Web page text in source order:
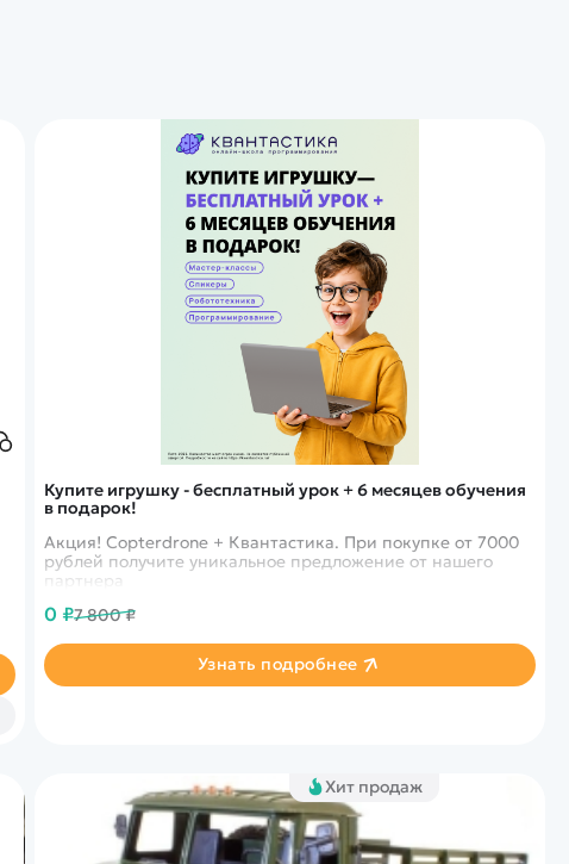
Купите игрушку - бесплатный урок + 6 месяцев обучения
в подарок!
Акция! Copterdrone + Квантастика. При покупке от 7000
рублей получите уникальное предложение от нашего
партнера
0 ₽7 800 ₽
Узнать подробнее
Хит продаж